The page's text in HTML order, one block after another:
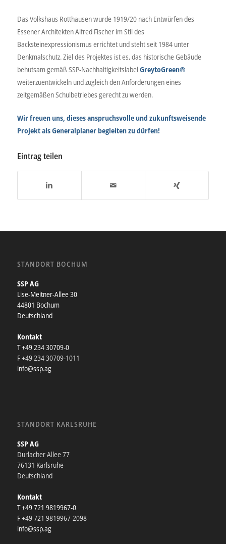
Das Volkshaus Rotthausen wurde 1919/20 nach Entwürfen des
Essener Architekten Alfred Fischer im Stil des
Backsteinexpressionismus errichtet und steht seit 1984 unter
Denkmalschutz. Ziel des Projektes ist es, das historische Gebäude
behutsam gemäß SSP-NachhaltigkeitslabelGreytoGreen®
weiterzuentwickeln und zugleich den Anforderungen eines
zeitgemäßen Schulbetriebes gerecht zu werden.
Wir freuen uns, dieses anspruchsvolle und zukunftsweisende
Projekt als Generalplaner begleiten zu dürfen!
Eintrag teilen
STANDORT BOCHUM
SSP AG
Lise-Meitner-Allee 30
44801 Bochum
Deutschland
Kontakt
T +49 234 30709-0
F +49 234 30709-1011
info@ssp.ag
STANDORT KARLSRUHE
SSP AG
Durlacher Allee 77
76131 Karlsruhe
Deutschland
Kontakt
T +49 721 9819967-0
F +49 721 9819967-2098
info@ssp.ag